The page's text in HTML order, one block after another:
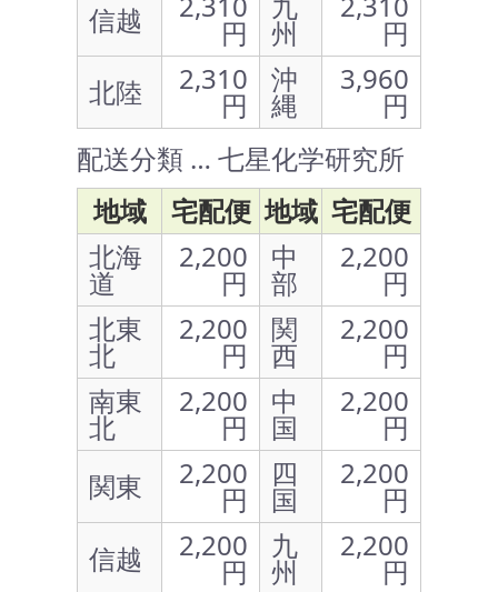
信越
円 州
円
北陸
2,310
円
沖
縄
3,960
円
配送分類 … 七星化学研究所
地域
宅配便 地域 宅配便
北海
道
2,200
円
中
部
2,200
円
北東
北
2,200
円
関
西
2,200
円
南東
北
2,200
円
中
国
2,200
円
関東
2,200
円
四
国
2,200
円
信越
2,200
円
九
州
2,200
円